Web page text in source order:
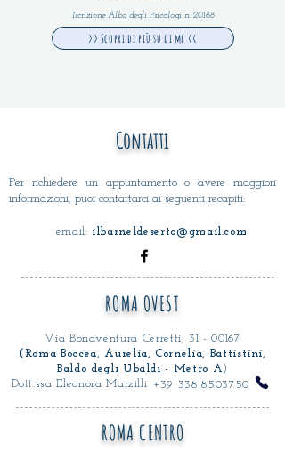
Iscrizione Albo degli Psicologi n. 20168
>> Scopri di più su di me <<
Contatti
Per richiedere un appuntamento o avere maggiori
informazioni, puoi contattarci ai seguenti recapiti:
email: ilbarneldeserto@gmail.com
ROMA OVEST
Via Bonaventura Cerretti, 31 - 00167
(Roma Boccea, Aurelia, Cornelia, Battistini,
Baldo degli Ubaldi - Metro A)
Dott.ssa Eleonora Marzilli
+39 338 8503750
ROMA CENTRO